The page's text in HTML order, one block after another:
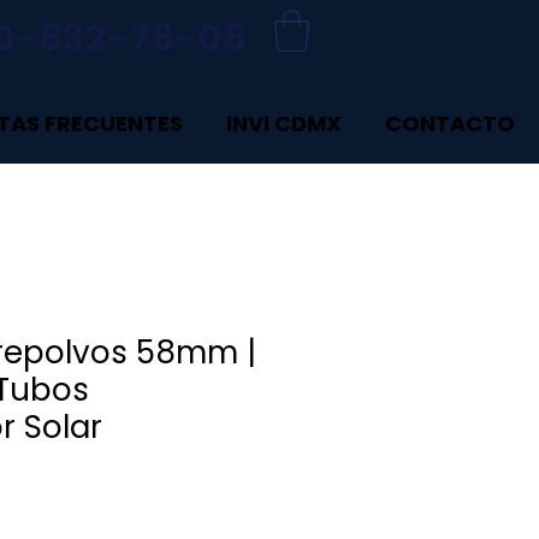
FRECUENTES INVI CDMX CONTACTO
58mm |
Solar